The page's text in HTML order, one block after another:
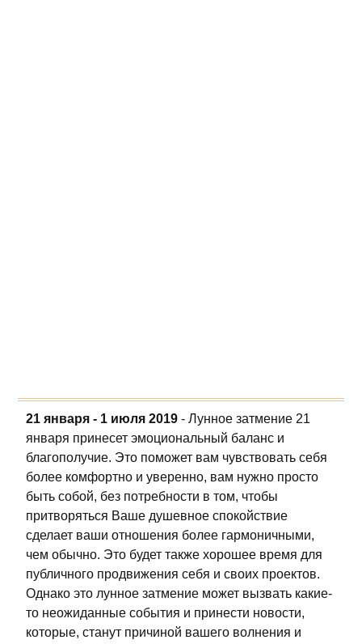
21 января - 1 июля 2019 - Лунное затмение 21
января принесет эмоциональный баланс и
благополучие. Это поможет вам чувствовать себя
более комфортно и уверенно, вам нужно просто
быть собой, без потребности в том, чтобы
притворяться Ваше душевное спокойствие
сделает ваши отношения более гармоничными,
чем обычно. Это будет также хорошее время для
публичного продвижения себя и своих проектов.
Однако это лунное затмение может вызвать какие-
то неожиданные события и принести новости,
которые, станут причиной вашего волнения и